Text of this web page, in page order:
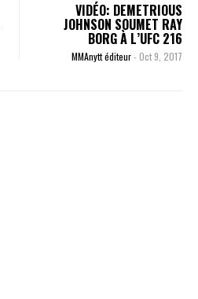
VIDÉO: DEMETRIOUS
JOHNSON SOUMET RAY
BORG À L’UFC 216
MMAnytt éditeur- Oct 9, 2017